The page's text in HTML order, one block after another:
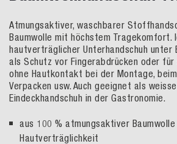
Atmungsaktiver, waschbarer
Baumwolle mit höchstem Tragekomfort.
hautverträglicher Unterhandschuh unter
als Schutz vor Fingerabdrücken oder für
ohne Hautkontakt bei der Montage,
Verpacken usw. Auch geeignet als
Eindeckhandschuh in der Gastronomie.
aus 100 % atmungsaktiver
Hautverträglichkeit